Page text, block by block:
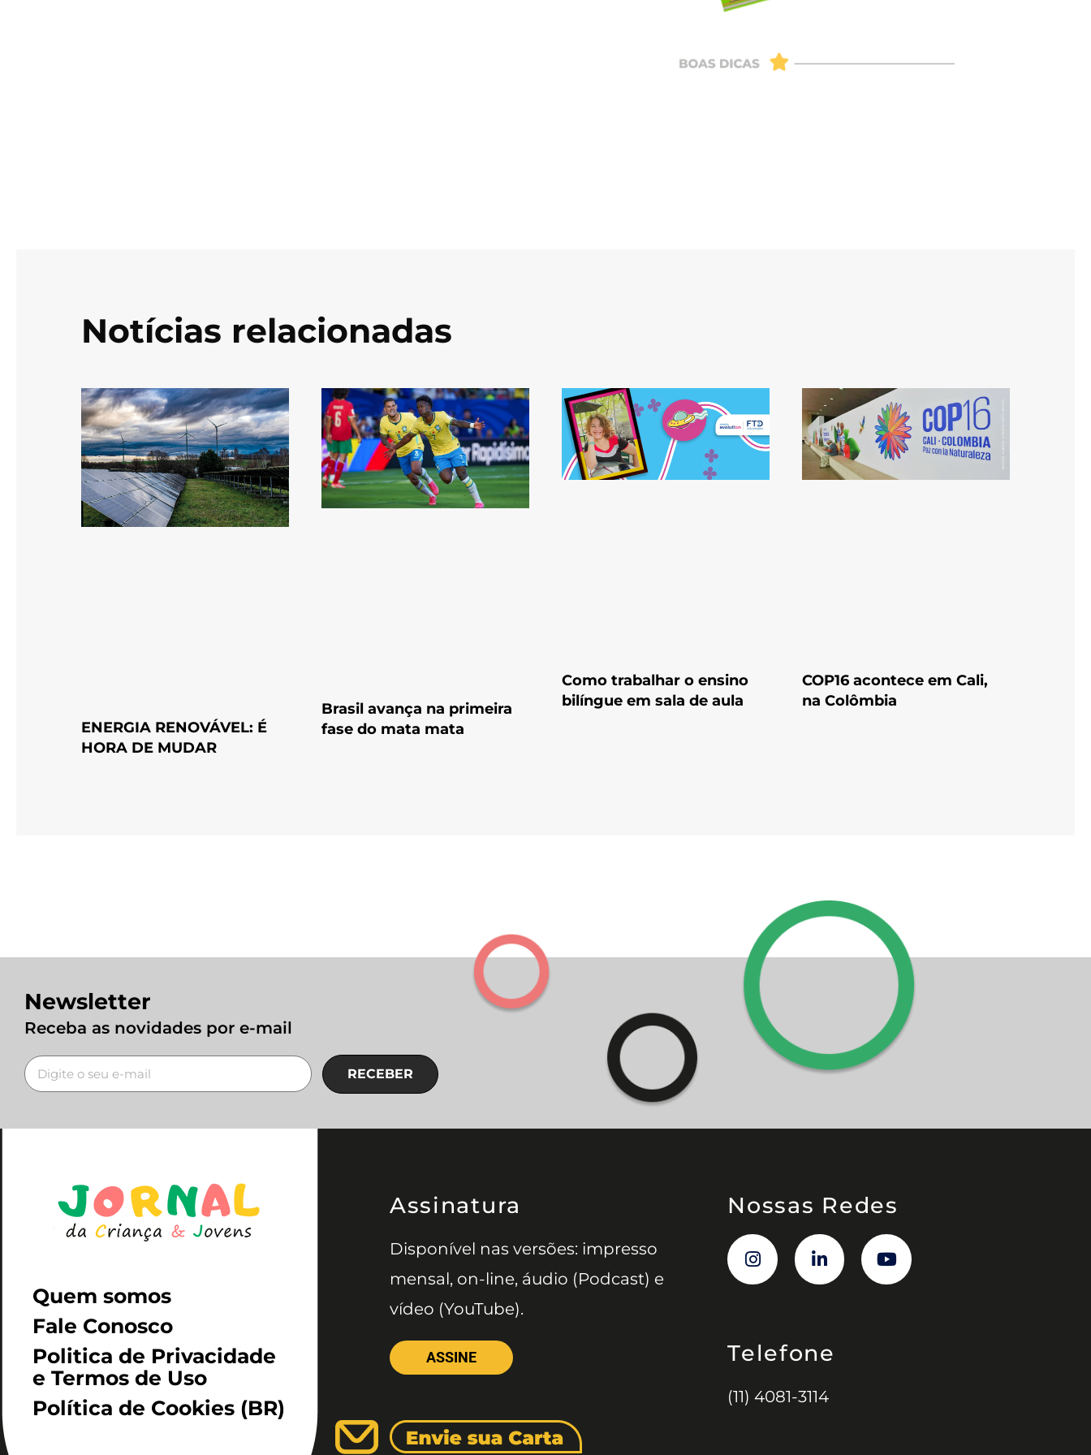
Notícias relacionadas
ENERGIA RENOVÁVEL: É
HORA DE MUDAR
Brasil avança na primeira
fase do mata mata
Como trabalhar o ensino
bilíngue em sala de aula
COP16 acontece em Cali,
na Colômbia
Newsletter
Receba as novidades por e-mail
RECEBER
Quem somos
Fale Conosco
Politica de Privacidade
e Termos de Uso
Política de Cookies (BR)
Assinatura
Disponível nas versões: impresso
mensal, on-line, áudio (Podcast) e
vídeo (YouTube).
ASSINE
Nossas Redes
Telefone
(11) 4081-3114